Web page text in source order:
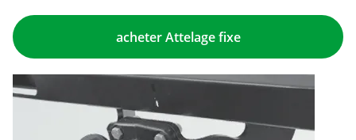
acheter Attelage fixe